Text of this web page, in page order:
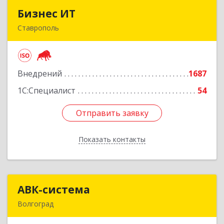
Бизнес ИТ
Ставрополь
Внедрений
1687
1С:Специалист
54
Отправить заявку
Показать контакты
Подробнее
Отправить заявку
Назад
АВК-система
Волгоград